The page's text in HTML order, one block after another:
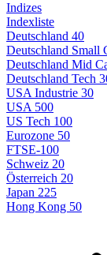
Indizes
Indexliste
Deutschland 40
Deutschland Small
Deutschland Mid
Deutschland Tech
USA Industrie 30
USA 500
US Tech 100
Eurozone 50
FTSE-100
Schweiz 20
Österreich 20
Japan 225
Hong Kong 50